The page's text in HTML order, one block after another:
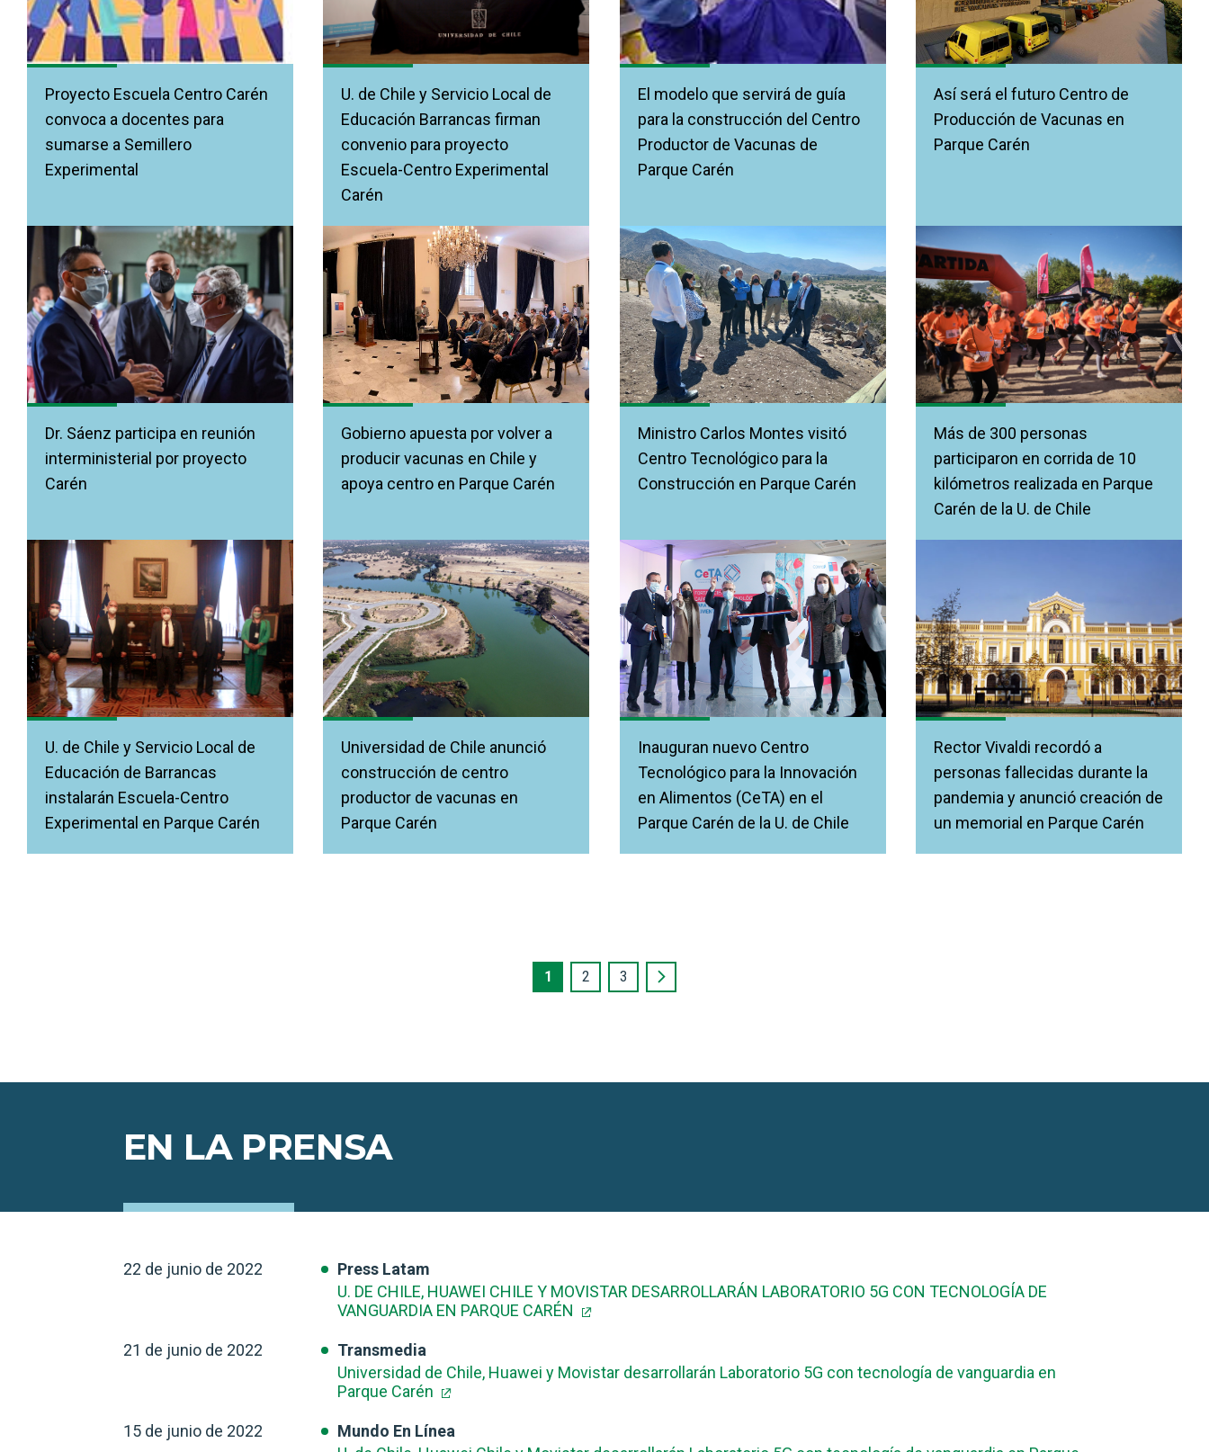
Proyecto Escuela Centro Carén
convoca a docentes para
sumarse a Semillero
Experimental
U. de Chile y Servicio Local de
Educación Barrancas firman
convenio para proyecto
Escuela-Centro Experimental
Carén
El modelo que servirá de guía
para la construcción del Centro
Productor de Vacunas de
Parque Carén
Así será el futuro Centro de
Producción de Vacunas en
Parque Carén
Dr. Sáenz participa en reunión
interministerial por proyecto
Carén
Gobierno apuesta por volver a
producir vacunas en Chile y
apoya centro en Parque Carén
Ministro Carlos Montes visitó
Centro Tecnológico para la
Construcción en Parque Carén
Más de 300 personas
participaron en corrida de 10
kilómetros realizada en Parque
Carén de la U. de Chile
U. de Chile y Servicio Local de
Educación de Barrancas
instalarán Escuela-Centro
Experimental en Parque Carén
Universidad de Chile anunció
construcción de centro
productor de vacunas en
Parque Carén
Inauguran nuevo Centro
Tecnológico para la Innovación
en Alimentos (CeTA) en el
Parque Carén de la U. de Chile
Rector Vivaldi recordó a
personas fallecidas durante la
pandemia y anunció creación de
un memorial en Parque Carén
1 2 3
EN LA PRENSA
22 de junio de 2022
Press Latam
U. DE CHILE, HUAWEI CHILE Y MOVISTAR DESARROLLARÁN LABORATORIO 5G CON TECNOLOGÍA DE
VANGUARDIA EN PARQUE CARÉN
21 de junio de 2022
Transmedia
Universidad de Chile, Huawei y Movistar desarrollarán Laboratorio 5G con tecnología de vanguardia en
Parque Carén
15 de junio de 2022
Mundo En Línea